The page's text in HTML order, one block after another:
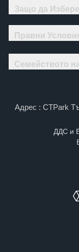
Защо да
Правни
Семейството
Адрес : CTPark
ДДС и